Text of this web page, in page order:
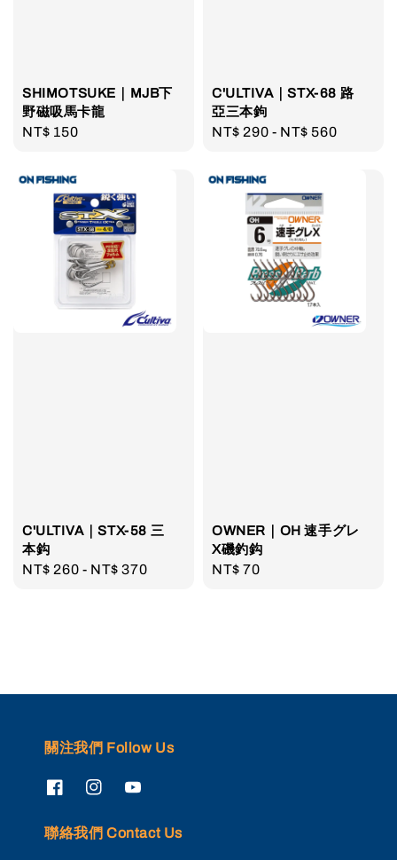
SHIMOTSUKE｜MJB下
野磁吸馬卡龍
Regular
NT$ 150
C'ULTIVA｜STX-68 路
亞三本鉤
Regular
NT$ 290 - NT$ 560
C'ULTIVA｜STX-58 三
本鈎
Regular
NT$ 260 - NT$ 370
OWNER｜OH 速手グレ
X磯釣鈎
Regular
NT$ 70
關注我們 Follow Us
聯絡我們 Contact Us